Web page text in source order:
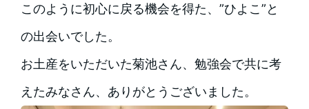
このように初心に戻る機会を得た、”ひよこ”と
の出会いでした。
お土産をいただいた菊池さん、勉強会で共に考
えたみなさん、ありがとうございました。